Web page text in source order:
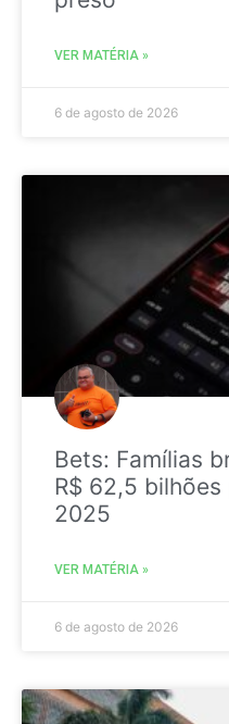
VER MATÉRIA »
6 de agosto de 2026
Bets: Famílias
R$ 62,5
2025
VER MATÉRIA »
6 de agosto de 2026